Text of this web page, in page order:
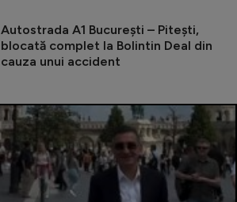
Autostrada A1 București – Pitești,
blocată complet la Bolintin Deal din
cauza unui accident